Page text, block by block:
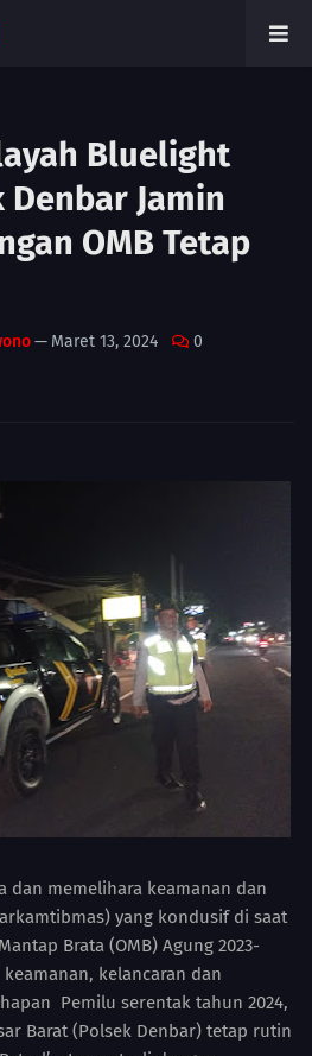
Bluelight
Jamin
OMB Tetap
— Maret 13, 2024 0
dan memelihara keamanan dan
yang kondusif di saat
Brata (OMB) Agung 2023-
kelancaran dan
Pemilu serentak tahun 2024,
Barat (Polsek Denbar) tetap rutin